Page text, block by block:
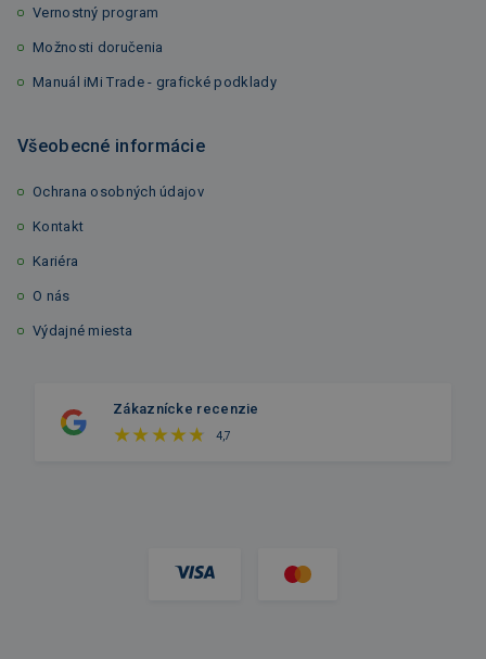
Vernostný program
Možnosti doručenia
Manuál iMi Trade - grafické podklady
Všeobecné informácie
Ochrana osobných údajov
Kontakt
Kariéra
O nás
Výdajné miesta
Zákaznícke recenzie
4,7